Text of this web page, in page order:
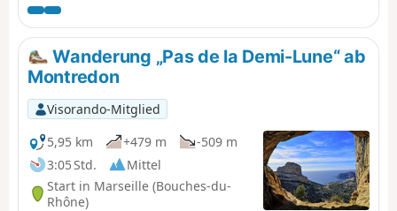
Marseille von Ost nach West. Mit herrlichen Ausblicken:
Cap Canaille, dann die zahlreichen Calanques, darunter
die grün-blaue Calanque de Sugiton. Die kleinen Häfen
von Callelongue und Les Goudes heißen Sie willkommen,
bevor Sie nach vielen Kilometern den schwierigen
Aufstieg zum Col de Béouveyre in Angriff nehmen. Sie
befinden sich im Nationalpark Calanques, der
besonderen Vorschriften unterliegt. Bei Nichteinhaltung
dieser Vorschriften droht Ihnen eine Geldstrafe von bis
zu 1500 €.
Wanderung „Pas de la Demi-Lune“ ab
Montredon
Visorando-Mitglied
5,95 km
+479 m
-509 m
3:05 Std.
Mittel
Start in Marseille (Bouches-du-
Rhône)